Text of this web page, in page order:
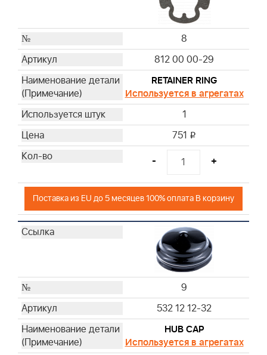
8
812 00 00-29
RETAINER RING
Используется в агрегатах
1
751 i
- +
Поставка из EU до 5 месяцев 100% оплата В корзину
9
532 12 12-32
HUB CAP
Используется в агрегатах